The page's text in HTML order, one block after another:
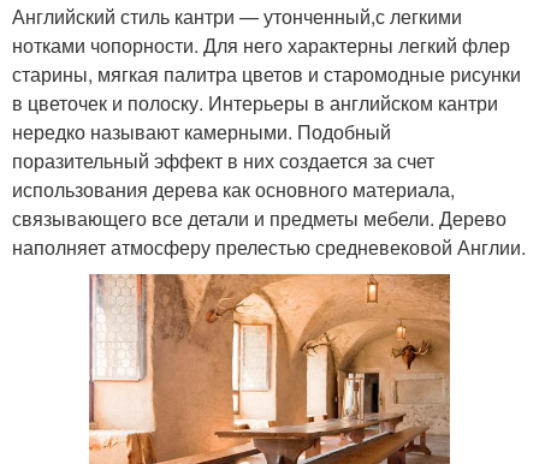
Английский стиль кантри — утонченный,с легкими
нотками чопорности. Для него характерны легкий флер
старины, мягкая палитра цветов и старомодные рисунки
в цветочек и полоску. Интерьеры в английском кантри
нередко называют камерными. Подобный
поразительный эффект в них создается за счет
использования дерева как основного материала,
связывающего все детали и предметы мебели. Дерево
наполняет атмосферу прелестью средневековой Англии.